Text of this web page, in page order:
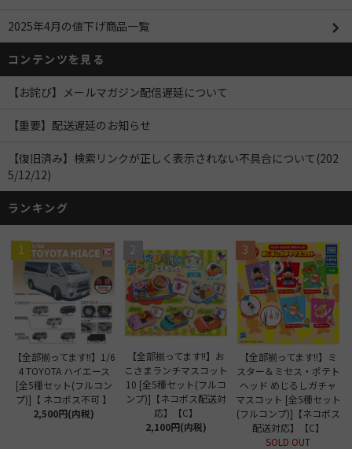
2025年4月の値下げ商品一覧
コンテンツを見る
【お詫び】メールマガジン配信遅延について
【重要】配送遅延のお知らせ
【復旧済み】検索リンクが正しく表示されない不具合について(202
5/12/12)
ランキング
1
【全部揃ってます!!】1/6
4 TOYOTA ハイエース
[全5種セット(フルコン
プ)]【 ネコポス不可 】
2,500円(内税)
2
【全部揃ってます!!】お
こさまランチマスコット
10 [全5種セット(フルコ
ンプ)]【ネコポス配送対
応】【C】
2,100円(内税)
3
【全部揃ってます!!】ミ
スター＆ミセス・ポテト
ヘッド めじるしガチャ
マスコット [全5種セット
(フルコンプ)]【ネコポス
配送対応】【C】
SOLD OUT